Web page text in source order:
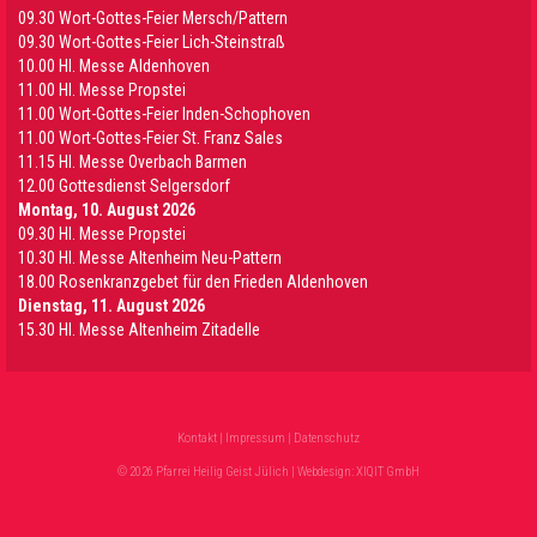
09.30 Wort-Gottes-Feier Mersch/Pattern
09.30 Wort-Gottes-Feier Lich-Steinstraß
10.00 Hl. Messe Aldenhoven
11.00 Hl. Messe Propstei
11.00 Wort-Gottes-Feier Inden-Schophoven
11.00 Wort-Gottes-Feier St. Franz Sales
11.15 Hl. Messe Overbach Barmen
12.00 Gottesdienst Selgersdorf
Montag, 10. August 2026
09.30 Hl. Messe Propstei
10.30 Hl. Messe Altenheim Neu-Pattern
18.00 Rosenkranzgebet für den Frieden Aldenhoven
Dienstag, 11. August 2026
15.30 Hl. Messe Altenheim Zitadelle
Kontakt | Impressum | Datenschutz
© 2026 Pfarrei Heilig Geist Jülich | Webdesign:XIQIT GmbH